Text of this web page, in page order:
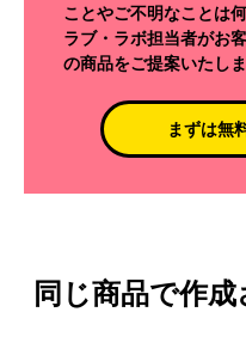
ことやご不明なことは
ラブ・ラボ担当者がお
の商品をご提案いたしま
まずは無
同じ商品で作